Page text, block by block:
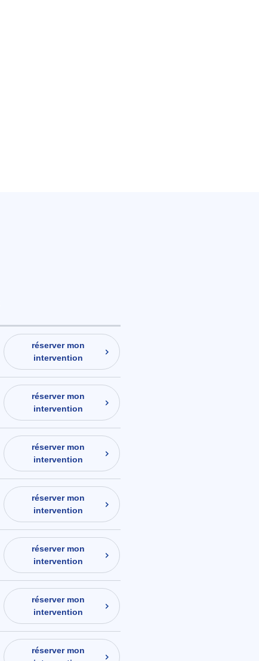
réserver mon
intervention
réserver mon
intervention
réserver mon
intervention
réserver mon
intervention
réserver mon
intervention
réserver mon
intervention
réserver mon